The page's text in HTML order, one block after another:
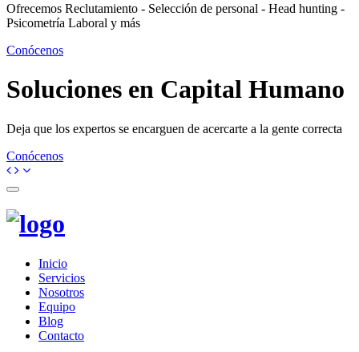
Ofrecemos Reclutamiento - Selección de personal - Head hunting -
Psicometría Laboral y más
Conócenos
Soluciones en Capital Humano
Deja que los expertos se encarguen de acercarte a la gente correcta
Conócenos
Toggle
Inicio
Servicios
Nosotros
Equipo
Blog
Contacto